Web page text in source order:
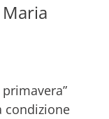
condizione